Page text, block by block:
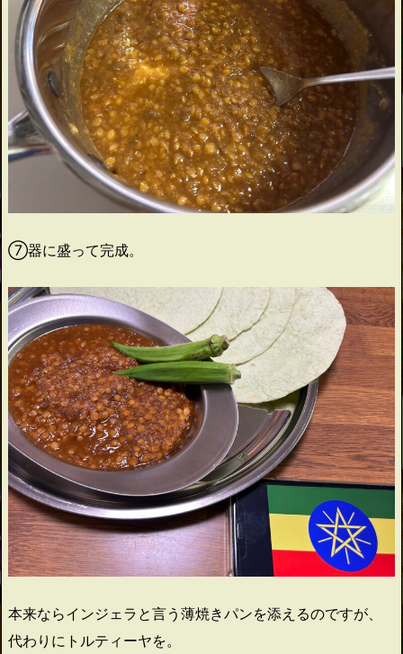
⑦器に盛って完成。
本来ならインジェラと言う薄焼きパンを添えるのですが、
代わりにトルティーヤを。